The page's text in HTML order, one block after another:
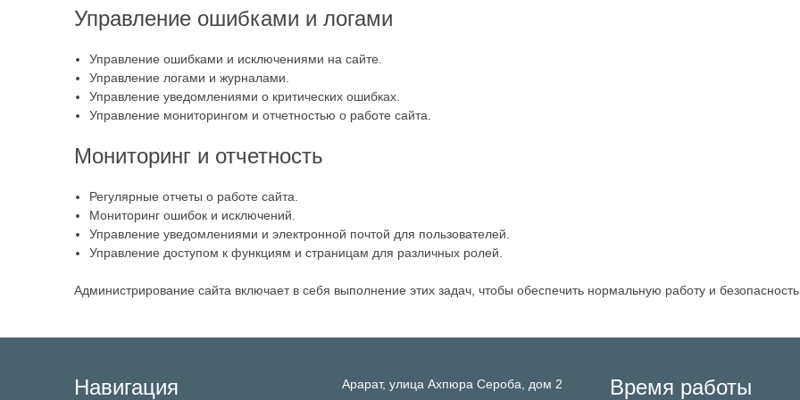
Управление ошибками и логами
Управление ошибками и исключениями на сайте.
Управление логами и журналами.
Управление уведомлениями о критических ошибках.
Управление мониторингом и отчетностью о работе сайта.
Мониторинг и отчетность
Регулярные отчеты о работе сайта.
Мониторинг ошибок и исключений.
Управление уведомлениями и электронной почтой для пользователей.
Управление доступом к функциям и страницам для различных ролей.
Администрирование сайта включает в себя выполнение этих задач, чтобы обеспечить нормальную работу и безопасность.
Навигация Арарат, улица Ахпюра Сероба, дом 2 Время работы